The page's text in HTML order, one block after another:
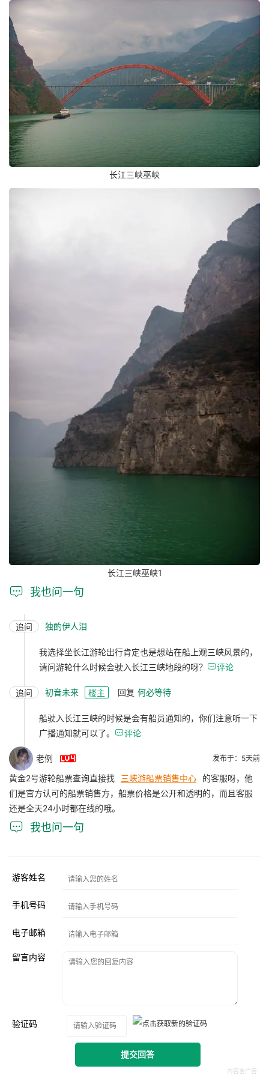
长江三峡巫峡
长江三峡巫峡1
 我也问一句
追问 独酌伊人泪
我选择坐长江游轮出行肯定也是想站在船上观三峡风景的，
请问游轮什么时候会驶入长江三峡地段的呀？ 评论
追问 初音未来 楼主 回复 何必等待
船驶入长江三峡的时候是会有船员通知的，你们注意听一下
广播通知就可以了。 评论
老例  发布于：5天前
黄金2号游轮船票查询直接找 三峡游船票销售中心
的客服呀，他
们是官方认可的船票销售方，船票价格是公开和透明的，而且客服
还是全天24小时都在线的哦。
 我也问一句
游客姓名
手机号码
电子邮箱
留言内容
验证码
提交回答